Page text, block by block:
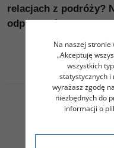
relacjach z podróży?
odpowiedź w
Na naszej stronie
„Akceptuję
wszystkich
statystycznych i
wyrażasz zgodę
niezbędnych do
informacji o